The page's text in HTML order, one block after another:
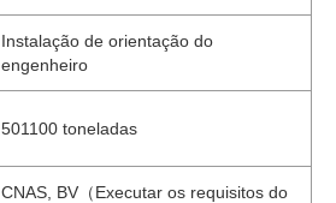
Instalação de orientação do
engenheiro
501100 toneladas
CNAS, BV（Executar os requisitos do